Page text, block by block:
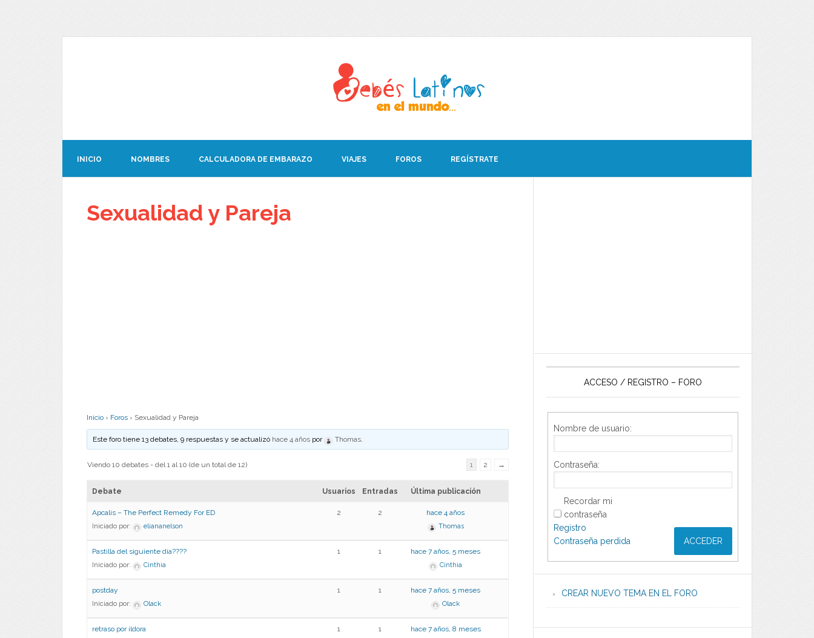
INICIO NOMBRES CALCULADORA DE EMBARAZO VIAJES FOROS REGÍSTRATE
Sexualidad y Pareja
Inicio › Foros › Sexualidad y Pareja
Este foro tiene 13 debates, 9 respuestas y se actualizó hace 4 años por Thomas.
Viendo 10 debates - del 1 al 10 (de un total de 12) 1 2 →
Debate Usuarios Entradas Última publicación
Apcalis – The Perfect Remedy For ED
Iniciado por: eliananelson
2 2 hace 4 años
Thomas
Pastilla del siguiente día????
Iniciado por: Cinthia
1 1 hace 7 años, 5 meses
Cinthia
postday
Iniciado por: Olack
1 1 hace 7 años, 5 meses
Olack
retraso por ildora 1 1 hace 7 años, 8 meses
ACCESO / REGISTRO – FORO
Nombre de usuario:
Contraseña:
Recordar mi
contraseña
ACCEDER
Registro
Contraseña perdida
CREAR NUEVO TEMA EN EL FORO